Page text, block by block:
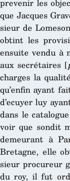
prevenir les
que Jacques
sieur de
obtint les
ensuite vendu à
aux secrétaires [
charges la
qu’enfin ayant
d’ecuyer luy
dans le
voir que sondit
demeurant à
Bretagne, elle
sieur procureur
du roy, il fut